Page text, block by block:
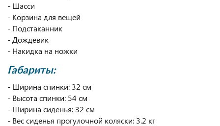
- Шасси
- Корзина для вещей
- Подстаканник
- Дождевик
- Накидка на ножки
Габариты:
- Ширина спинки: 32 см
- Высота спинки: 54 см
- Ширина сиденья: 32 см
- Вес сиденья прогулочной коляски: 3.2 кг